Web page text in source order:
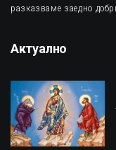
разказваме заедно
Актуално